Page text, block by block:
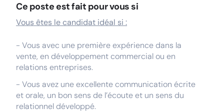
Ce poste est fait pour vous si
Vous êtes le candidat idéal si :
- Vous avec une première expérience dans la
vente, en développement commercial ou en
relations entreprises.
- Vous avez une excellente communication écrite
et orale, un bon sens de l’écoute et un sens du
relationnel développé.